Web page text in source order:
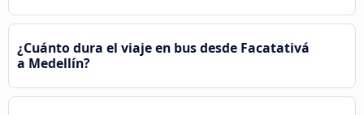
¿Cuánto dura el viaje en bus desde Facatativá
a Medellín?